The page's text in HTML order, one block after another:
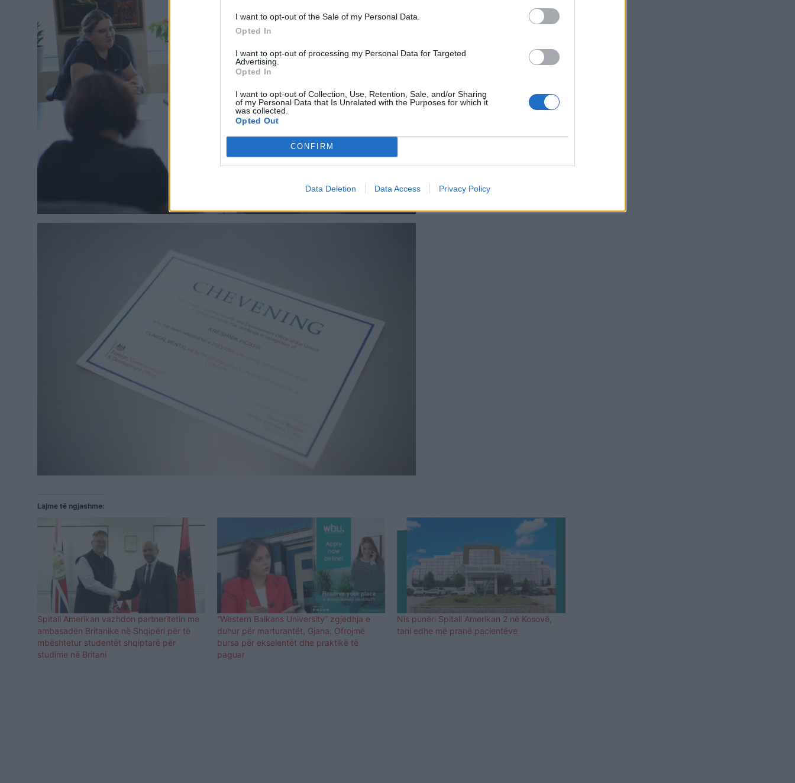
I want to opt-out of the Sale of my Personal Data.
Opted In
I want to opt-out of processing my Personal Data for Targeted
Advertising.
Opted In
I want to opt-out of Collection, Use, Retention, Sale, and/or Sharing
of my Personal Data that Is Unrelated with the Purposes for which it
was collected.
Opted Out
CONFIRM
Data Deletion Data Access Privacy Policy
Lajme të ngjashme:
Spitali Amerikan vazhdon partneritetin me
ambasadën Britanike në Shqipëri për të
mbështetur studentët shqiptarë për
studime në Britani
“Western Balkans University” zgjedhja e
duhur për marturantët, Gjana: Ofrojmë
bursa për ekselentët dhe praktikë të
paguar
Nis punën Spitali Amerikan 2 në Kosovë,
tani edhe më pranë pacientëve